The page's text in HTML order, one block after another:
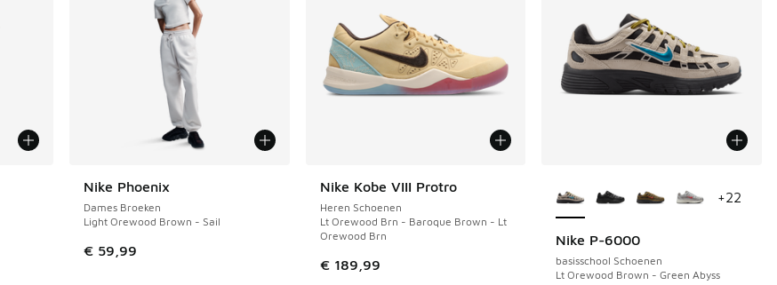
Nike Phoenix
Dames Broeken
Light Orewood Brown - Sail
€ 59,99
Nike Kobe VIII Protro
Heren Schoenen
Lt Orewood Brn - Baroque Brown - Lt
Orewood Brn
€ 189,99
Nike P-6000
basisschool Schoenen
Lt Orewood Brown - Green Abyss
BESPAAR € 34
+22